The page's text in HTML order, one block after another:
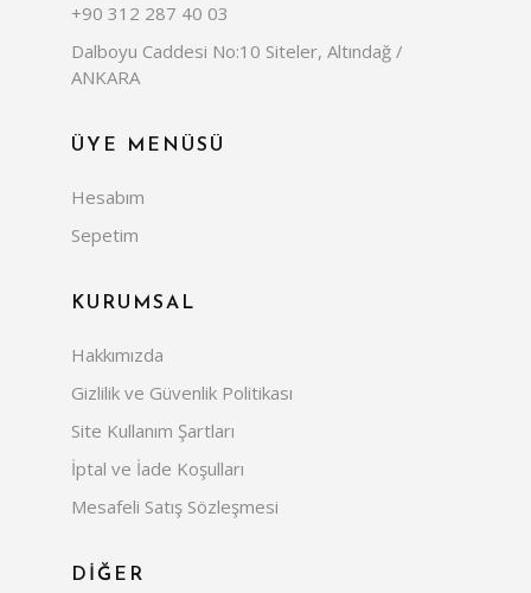
+90 312 287 40 03
Dalboyu Caddesi No:10 Siteler, Altındağ /
ANKARA
ÜYE MENÜSÜ
Hesabım
Sepetim
KURUMSAL
Hakkımızda
Gizlilik ve Güvenlik Politikası
Site Kullanım Şartları
İptal ve İade Koşulları
Mesafeli Satış Sözleşmesi
DİĞER